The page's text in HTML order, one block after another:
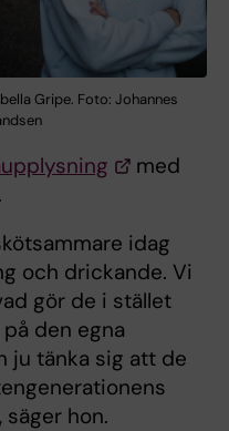
Gripe. Foto: Johannes
med
idag
och drickande. Vi
gör de i stället
den egna
ju tänka sig att de
hon.